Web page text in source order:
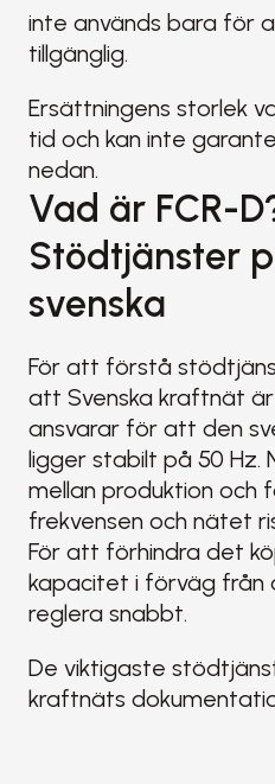
inte används bara för
tillgänglig.
Ersättningens storlek
tid och kan inte
nedan.
Vad är FCR-
Stödtjänster
svenska
För att förstå
att Svenska kraftnät
ansvarar för att den
ligger stabilt på 50 Hz.
mellan produktion och
frekvensen och nätet
För att förhindra det
kapacitet i förväg från
reglera snabbt.
De viktigaste
kraftnäts